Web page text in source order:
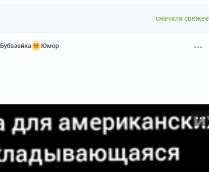
сначала свежее
Бубазейка Юмор